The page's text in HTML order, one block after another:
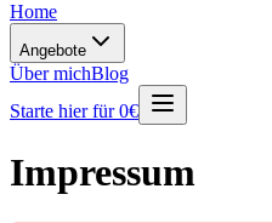
Home
Angebote
Über michBlog
Starte hier für 0€
Impressum